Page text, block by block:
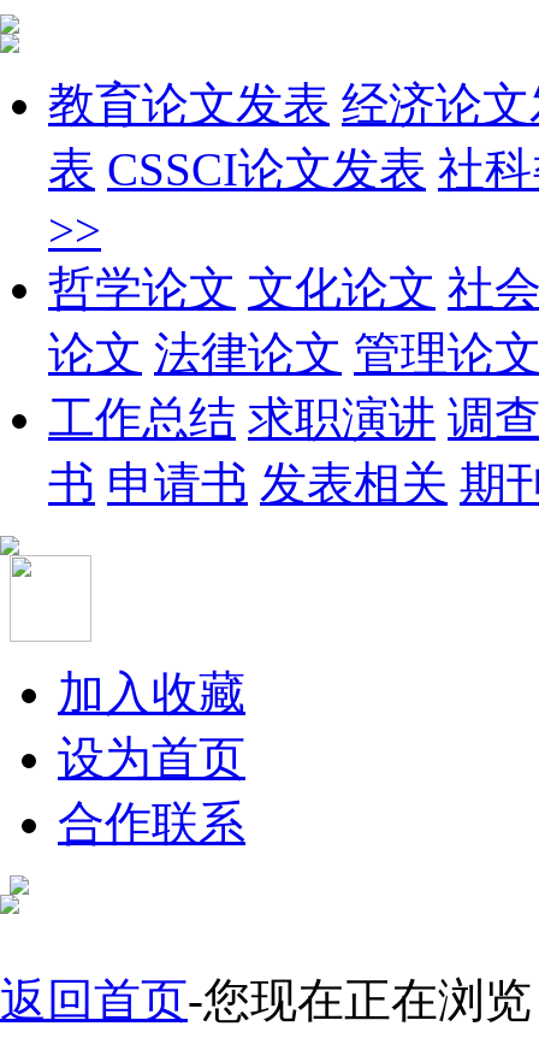
教育论文发表 经济论
表 CSSCI论文发表 社
>>
哲学论文 文化论文 社
论文 法律论文 管理论
工作总结 求职演讲 调
书 申请书 发表相关 期
加入收藏
设为首页
合作联系
返回首页-您现在正在浏